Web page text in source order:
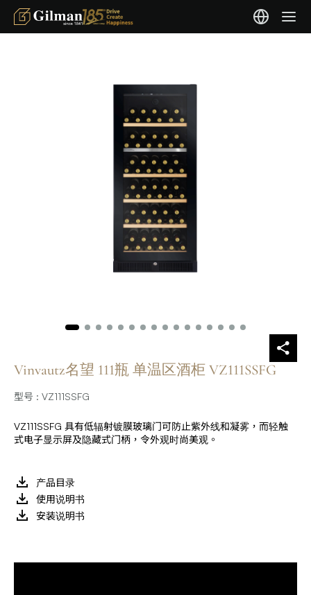
Vinvautz名望 111瓶 单温区酒柜 VZ111SSFG
型号 : VZ111SSFG
VZ111SSFG 具有低辐射镀膜玻璃门可防止紫外线和凝雾，而轻触
式电子显示屏及隐藏式门柄，令外观时尚美观。
产品目录
使用说明书
安装说明书